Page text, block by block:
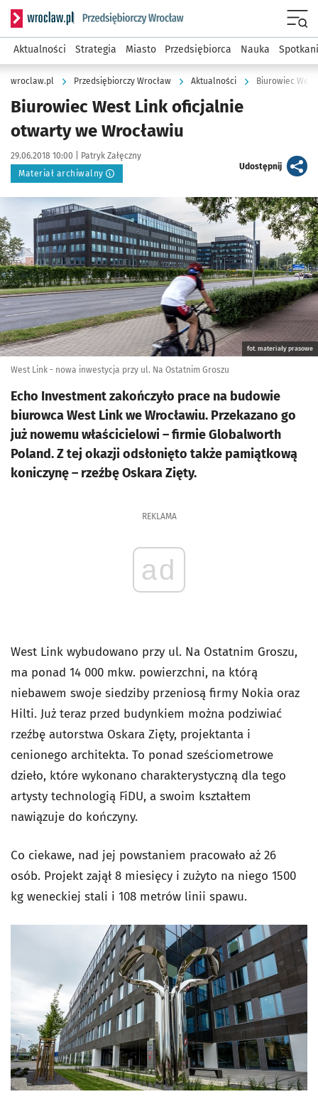
Serwis informacyjny wroclaw.pl podserwis: Strategia
Aktualności Strategia Miasto Przedsiębiorca Nauka
wroclaw.pl Przedsiębiorczy Wrocław Aktualności Biurowiec
Biurowiec West Link oficjalnie
otwarty we Wrocławiu
Data publikacji:
29.06.2018 10:00 | Autor:
Patryk Załęczny
Materiał archiwalny
Udostępnijartykuł
Kliknij, aby powiększyć
fot. materiały prasowe
West Link - nowa inwestycja przy ul. Na Ostatnim Groszu
Echo Investment zakończyło prace na budowie
biurowca West Link we Wrocławiu. Przekazano go
już nowemu właścicielowi – firmie Globalworth
Poland. Z tej okazji odsłonięto także pamiątkową
koniczynę – rzeźbę Oskara Zięty.
REKLAMA
ad
West Link wybudowano przy ul. Na Ostatnim Groszu,
ma ponad 14 000 mkw. powierzchni, na którą
niebawem swoje siedziby przeniosą firmy Nokia oraz
Hilti. Już teraz przed budynkiem można podziwiać
rzeźbę autorstwa Oskara Zięty, projektanta i
cenionego architekta. To ponad sześciometrowe
dzieło, które wykonano charakterystyczną dla tego
artysty technologią FiDU, a swoim kształtem
nawiązuje do kończyny.
Co ciekawe, nad jej powstaniem pracowało aż 26
osób. Projekt zajął 8 miesięcy i zużyto na niego 1500
kg weneckiej stali i 108 metrów linii spawu.